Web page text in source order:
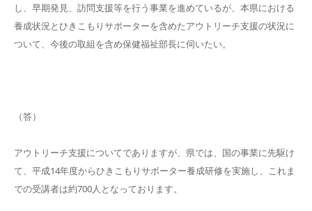
し、早期発見、訪問支援等を行う事業を進めているが、本県における
養成状況とひきこもりサポーターを含めたアウトリーチ支援の状況に
ついて、今後の取組を含め保健福祉部長に伺いたい。
（答）
アウトリーチ支援についてでありますが、県では、国の事業に先駆け
て、平成14年度からひきこもりサボーター養成研修を実施し、これま
での受講者は約700人となっております。